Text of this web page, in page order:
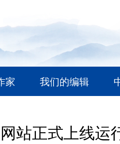
家 我们的编辑
站正式上线运